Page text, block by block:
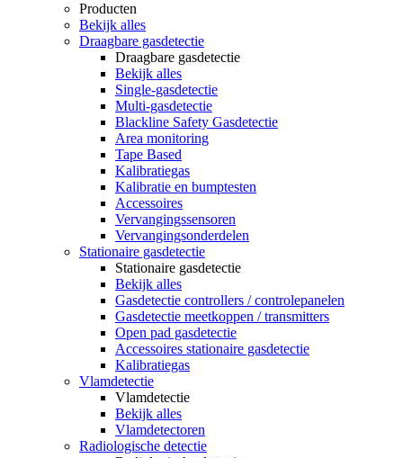
Producten
Bekijk alles
Draagbare gasdetectie
Draagbare gasdetectie
Bekijk alles
Single-gasdetectie
Multi-gasdetectie
Blackline Safety Gasdetectie
Area monitoring
Tape Based
Kalibratiegas
Kalibratie en bumptesten
Accessoires
Vervangingssensoren
Vervangingsonderdelen
Stationaire gasdetectie
Stationaire gasdetectie
Bekijk alles
Gasdetectie controllers / controlepanelen
Gasdetectie meetkoppen / transmitters
Open pad gasdetectie
Accessoires stationaire gasdetectie
Kalibratiegas
Vlamdetectie
Vlamdetectie
Bekijk alles
Vlamdetectoren
Radiologische detectie